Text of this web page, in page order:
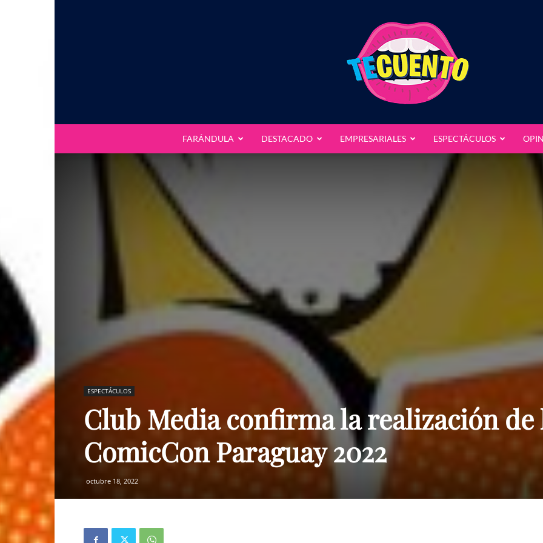
Cuento
FARÁNDULA DESTACADO EMPRESARIALES ESPECTÁCULOS
ESPECTÁCULOS
Club Media confirma la realización de
ComicCon Paraguay 2022
octubre 18, 2022